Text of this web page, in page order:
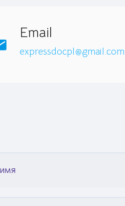
Email
expressdocpl@gmail.com